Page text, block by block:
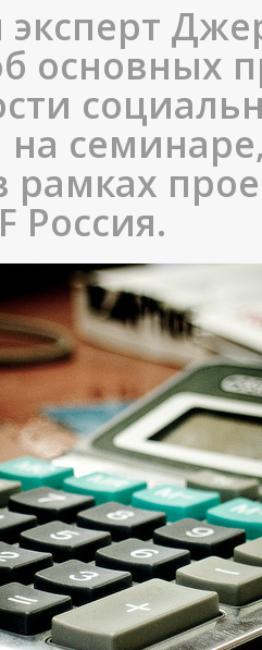
эксперт
основных
на
рамках
Россия.